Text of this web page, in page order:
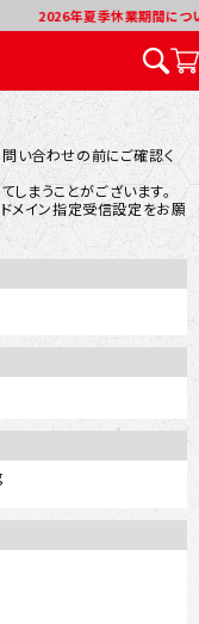
ついて
問い合わせの前にご確認く
まうことがございます。
メイン指定受信設定をお願